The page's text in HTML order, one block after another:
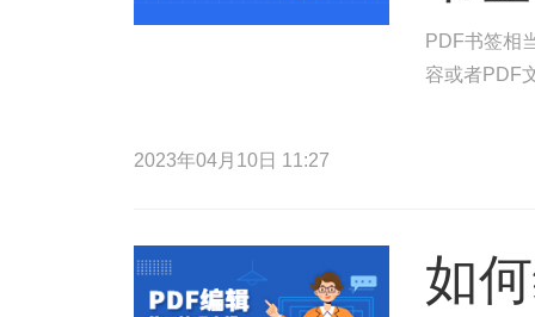
PDF书签相
容或者PDF
2023年04月10日 11:27
如